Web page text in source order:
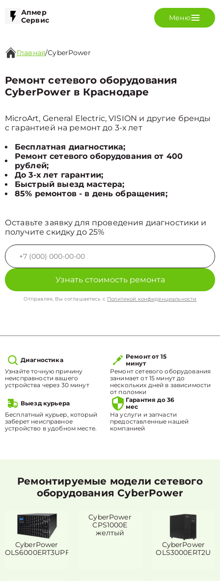
Апмер
Сервис
Меню
Главная/CyberPower
Ремонт сетевого оборудования
CyberPower в Краснодаре
MicroArt, General Electric, VISION и другие бренды
с гарантией на ремонт до 3-х лет
Бесплатная диагностика;
Ремонт сетевого оборудования от 400
рублей;
До 3-х лет гарантии;
Быстрый выезд мастера;
85% ремонтов - в день обращения;
Оставьте заявку для проведения диагностики и
получите скидку до 25%
Узнать стоимость ремонта
Отправляя, Вы соглашаетесь с Политикой конфиденциальности
Диагностика
Узнайте точную причину
неисправности вашего
устройства через 30 минут
Ремонт от 15
минут
Ремонт сетевого оборудования
занимает от 15 минут до
нескольких дней в зависимости
от поломки
Выезд курьера
Бесплатный курьер, который
заберет неисправное
устройство в удобном месте.
Гарантия до 36
мес
На услуги и запчасти
предоставленные нашей
компанией
Ремонтируемые модели сетевого
оборудования CyberPower
CyberPower
OLS6000ERT3UPF
CyberPower
CPS1000E
желтый
CyberPower
OLS3000ERT2U